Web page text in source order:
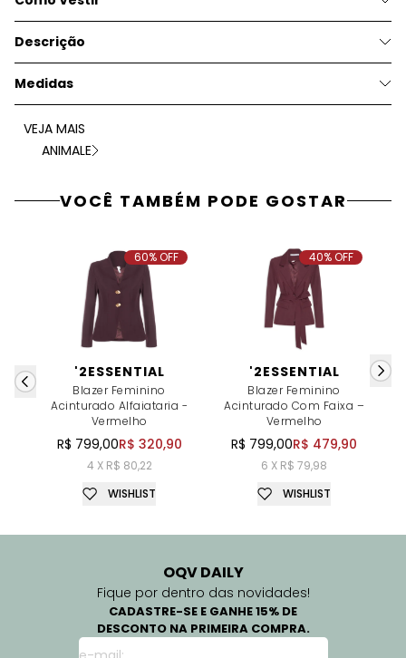
Descrição
Medidas
VEJA MAIS
ANIMALE
VOCÊ TAMBÉM PODE GOSTAR
'2ESSENTIAL
Blazer Feminino
Acinturado Alfaiataria -
Vermelho
R$ 799,00R$ 320,90
4 X R$ 80,22
60% OFF
WISHLIST
'2ESSENTIAL
Blazer Feminino
Acinturado Com Faixa –
Vermelho
R$ 799,00R$ 479,90
6 X R$ 79,98
40% OFF
WISHLIST
OQV DAILY
Fique por dentro das novidades!
CADASTRE-SE E GANHE 15% DE
DESCONTO NA PRIMEIRA COMPRA.